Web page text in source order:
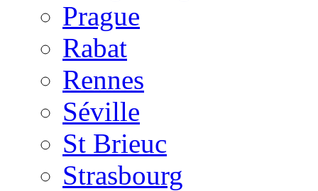
Prague
Rabat
Rennes
Séville
St Brieuc
Strasbourg